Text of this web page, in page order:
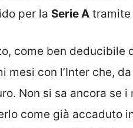
per la Serie A tramite
come ben deducibile
mesi con l’Inter che,
Non si sa ancora se
come già accaduto